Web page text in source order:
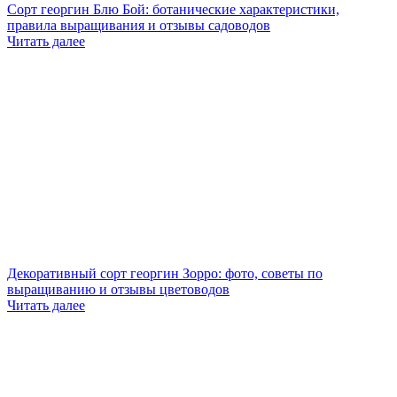
Сорт георгин Блю Бой: ботанические характеристики,
правила выращивания и отзывы садоводов
Читать далее
Декоративный сорт георгин Зорро: фото, советы по
выращиванию и отзывы цветоводов
Читать далее